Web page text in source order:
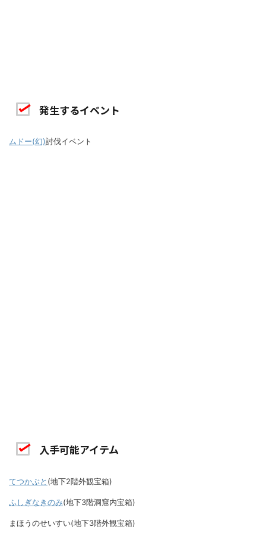
発生するイベント
ムドー(幻)討伐イベント
入手可能アイテム
てつかぶと (地下2階外観宝箱)
ふしぎなきのみ(地下3階洞窟内宝箱)
まほうのせいすい(地下3階外観宝箱)